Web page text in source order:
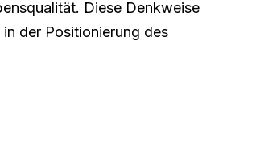
Diese Denkweise
der Positionierung des